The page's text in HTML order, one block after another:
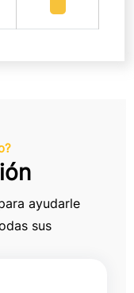
ayudarle
sus